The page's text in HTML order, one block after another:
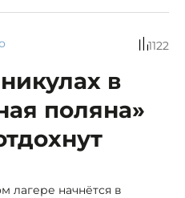
1122
в
поляна»
лагере начнётся в